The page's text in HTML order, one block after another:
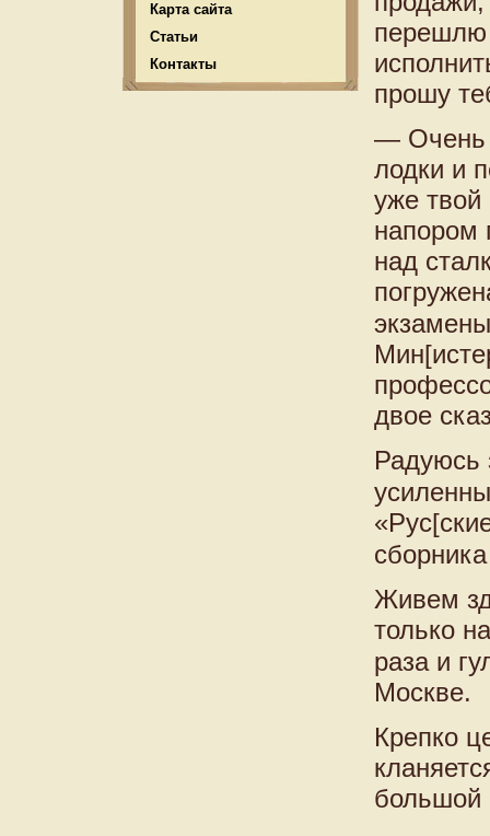
Карта сайта
Статьи
Контакты
перешлю
прошу
— Очень
лодки и
уже твой
напором
над
двое
Радуюсь
Живем
только
раза и
Москве.
Крепко
большой